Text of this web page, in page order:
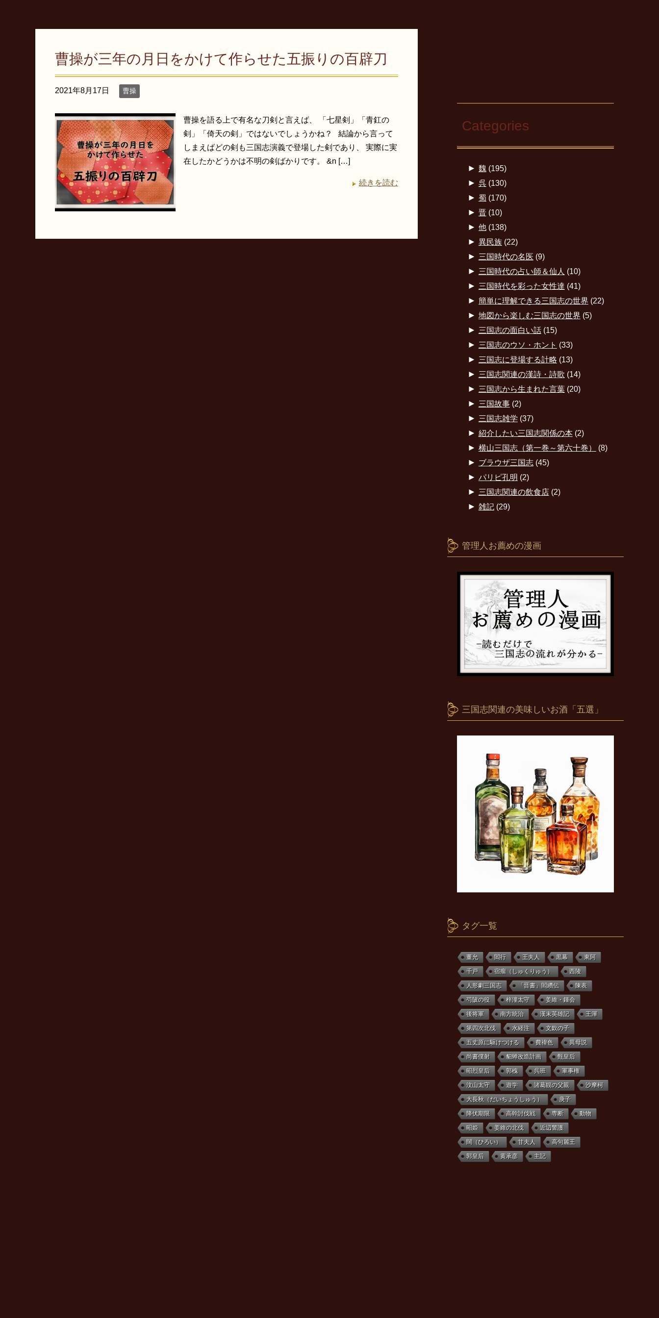
曹操が三年の月日をかけて作らせた五振りの百辟刀
2021年8月17日 曹操
曹操を語る上で有名な刀剣と言えば、 「七星剣」「青釭の
剣」「倚天の剣」ではないでしょうかね？ 結論から言って
しまえばどの剣も三国志演義で登場した剣であり、 実際に実
在したかどうかは不明の剣ばかりです。 &n […]
続きを読む
Categories
► 魏 (195)
► 呉(130)
► 蜀 (170)
► 晋(10)
► 他(138)
► 異民族(22)
► 三国時代の名医 (9)
► 三国時代の占い師＆仙人 (10)
► 三国時代を彩った女性達 (41)
► 簡単に理解できる三国志の世界 (22)
► 地図から楽しむ三国志の世界 (5)
► 三国志の面白い話(15)
► 三国志のウソ・ホント (33)
► 三国志に登場する計略 (13)
► 三国志関連の漢詩・詩歌 (14)
► 三国志から生まれた言葉(20)
► 三国故事(2)
► 三国志雑学 (37)
► 紹介したい三国志関係の本(2)
► 横山三国志（第一巻～第六十巻） (8)
► ブラウザ三国志(45)
► パリピ孔明 (2)
► 三国志関連の飲食店(2)
► 雑記(29)
管理人お薦めの漫画
三国志関連の美味しいお酒「五選」
タグ一覧
董允 閻行 王夫人 黒幕 東阿
千戸 宿瘤（しゅくりゅう） 西陵
人形劇三国志 「晋書」閻纘伝 陳表
芍陂の役 梓潼太守 姜維・鍾会
後将軍 南方統治 漢末英雄記 王渾
第四次北伐 水経注 文欽の子
五丈原に駆けつける 費禕色 異母説
尚書僕射 貂蝉改造計画 甄皇后
昭烈皇后 郭槐 呉班 軍事権
汶山太守 遊学 諸葛靚の父親 沙摩柯
大長秋（だいちょうしゅう） 庚子
降伏期限 高幹討伐戦 専断 動物
昭姫 姜維の北伐 近辺警護
闊（ひろい） 甘夫人 高句麗王
郭皇后 黄承彦 主記